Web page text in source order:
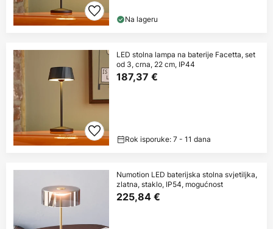
Na lageru
LED stolna lampa na baterije Facetta, set
od 3, crna, 22 cm, IP44
187,37 €
Rok isporuke: 7 - 11 dana
Numotion LED baterijska stolna svjetiljka,
zlatna, staklo, IP54, mogućnost
225,84 €